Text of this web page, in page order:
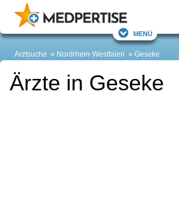
Menü
Arztsuche Nordrhein-Westfalen Geseke
Ärzte in Geseke